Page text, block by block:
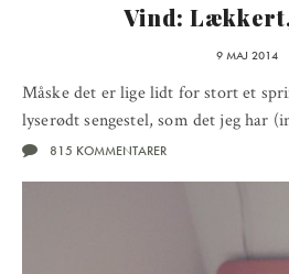
Vind:
9 MAJ 2014
Måske det er lige lidt for stort et
lyserødt sengestel, som det jeg har
815 KOMMENTARER